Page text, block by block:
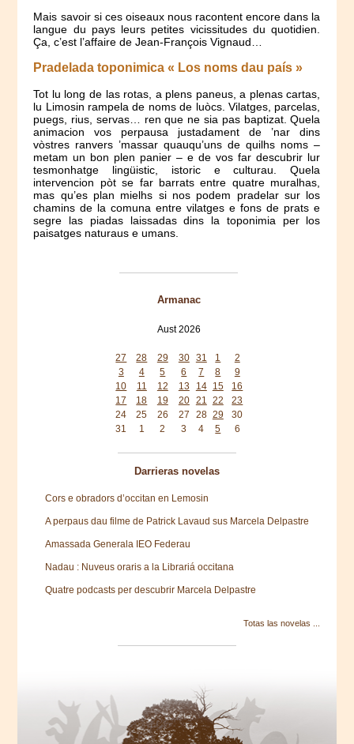
Mais savoir si ces oiseaux nous racontent encore dans la
langue du pays leurs petites vicissitudes du quotidien.
Ça, c’est l’affaire de Jean-François Vignaud…
Pradelada toponimica « Los noms dau país »
Tot lu long de las rotas, a plens paneus, a plenas cartas,
lu Limosin rampela de noms de luòcs. Vilatges, parcelas,
puegs, rius, servas… ren que ne sia pas baptizat. Quela
animacion vos perpausa justadament de ’nar dins
vòstres ranvers ’massar quauqu’uns de quilhs noms –
metam un bon plen panier – e de vos far descubrir lur
tesmonhatge lingüistic, istoric e culturau. Quela
intervencion pòt se far barrats entre quatre muralhas,
mas qu’es plan mielhs si nos podem pradelar sur los
chamins de la comuna entre vilatges e fons de prats e
segre las piadas laissadas dins la toponimia per los
paisatges naturaus e umans.
Armanac
Aust 2026
27
28 29 30 31 1
2
3
4 5 6 7 8
9
10
11 12 13 14 15
16
17
18 19 20 21 22
23
24
25 26 27 28 29
30
31
1 2 3 4 5 6
Darrieras novelas
Cors e obradors d’occitan en Lemosin
A perpaus dau filme de Patrick Lavaud sus Marcela Delpastre
Amassada Generala IEO Federau
Nadau : Nuveus oraris a la Librariá occitana
Quatre podcasts per descubrir Marcela Delpastre
Totas las novelas ...